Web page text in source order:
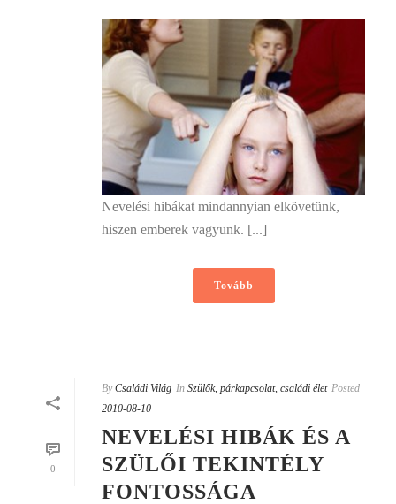
Nevelési hibákat mindannyian elkövetünk,
hiszen emberek vagyunk. [...]
Tovább
0
By Családi Világ In Szülők, párkapcsolat, családi élet Posted
2010-08-10
NEVELÉSI HIBÁK ÉS A
SZÜLŐI TEKINTÉLY
FONTOSSÁGA